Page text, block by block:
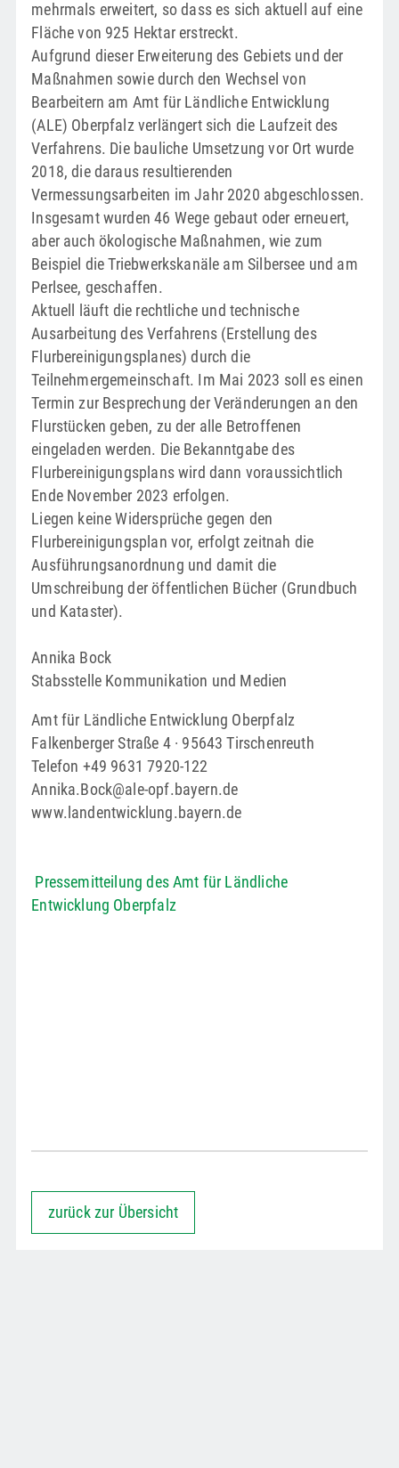
mehrmals erweitert, so dass es sich aktuell auf eine
Fläche von 925 Hektar erstreckt.
Aufgrund dieser Erweiterung des Gebiets und der
Maßnahmen sowie durch den Wechsel von
Bearbeitern am Amt für Ländliche Entwicklung
(ALE) Oberpfalz verlängert sich die Laufzeit des
Verfahrens. Die bauliche Umsetzung vor Ort wurde
2018, die daraus resultierenden
Vermessungsarbeiten im Jahr 2020 abgeschlossen.
Insgesamt wurden 46 Wege gebaut oder erneuert,
aber auch ökologische Maßnahmen, wie zum
Beispiel die Triebwerkskanäle am Silbersee und am
Perlsee, geschaffen.
Aktuell läuft die rechtliche und technische
Ausarbeitung des Verfahrens (Erstellung des
Flurbereinigungsplanes) durch die
Teilnehmergemeinschaft. Im Mai 2023 soll es einen
Termin zur Besprechung der Veränderungen an den
Flurstücken geben, zu der alle Betroffenen
eingeladen werden. Die Bekanntgabe des
Flurbereinigungsplans wird dann voraussichtlich
Ende November 2023 erfolgen.
Liegen keine Widersprüche gegen den
Flurbereinigungsplan vor, erfolgt zeitnah die
Ausführungsanordnung und damit die
Umschreibung der öffentlichen Bücher (Grundbuch
und Kataster).
Annika Bock
Stabsstelle Kommunikation und Medien
Amt für Ländliche Entwicklung Oberpfalz
Falkenberger Straße 4 · 95643 Tirschenreuth
Telefon +49 9631 7920-122
Annika.Bock@ale-opf.bayern.de
www.landentwicklung.bayern.de
Pressemitteilung des Amt für Ländliche
Entwicklung Oberpfalz
zurück zur Übersicht